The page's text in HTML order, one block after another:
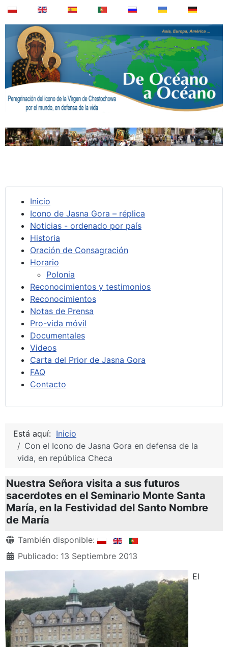
Inicio
Icono de Jasna Gora – réplica
Noticias - ordenado por país
Historia
Oración de Consagración
Horario
Polonia
Reconocimientos y testimonios
Reconocimientos
Notas de Prensa
Pro-vida móvil
Documentales
Videos
Carta del Prior de Jasna Gora
FAQ
Contacto
Está aquí: Inicio
Con el Icono de Jasna Gora en defensa de la
vida, en república Checa
Nuestra Señora visita a sus futuros
sacerdotes en el Seminario Monte Santa
María, en la Festividad del Santo Nombre
de María
Detalles
También disponible:
Publicado: 13 Septiembre 2013
El